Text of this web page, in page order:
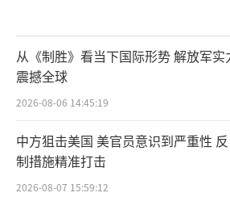
从《制胜》看当下国际形势 解放军实
震撼全球
2026-08-06 14:45:19
中方狙击美国 美官员意识到严重性 反
制措施精准打击
2026-08-07 15:59:12